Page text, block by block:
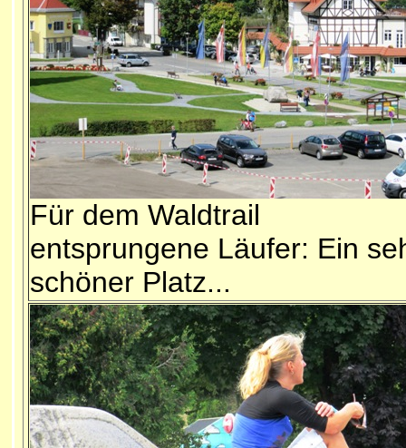
Für dem Waldtrail
entsprungene Läufer: Ein
schöner Platz...